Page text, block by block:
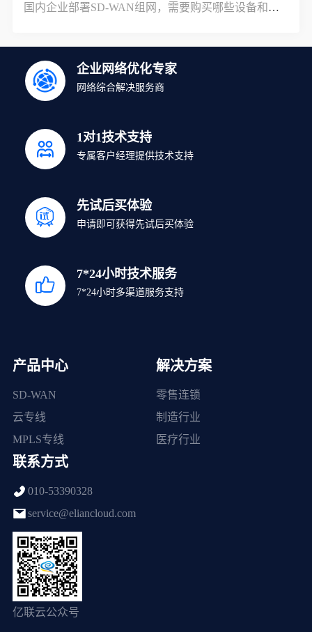
国内企业部署SD-WAN组网，需要购买哪些设备和服务？
企业网络优化专家
网络综合解决服务商
1对1技术支持
专属客户经理提供技术支持
先试后买体验
申请即可获得先试后买体验
7*24小时技术服务
7*24小时多渠道服务支持
产品中心
SD-WAN
云专线
MPLS专线
解决方案
零售连锁
制造行业
医疗行业
联系方式
010-53390328
service@eliancloud.com
亿联云公众号